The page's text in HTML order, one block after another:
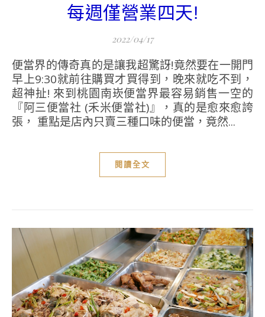
每週僅營業四天!
2022/04/17
便當界的傳奇真的是讓我超驚訝!竟然要在一開門
早上9:30就前往購買才買得到，晚來就吃不到，
超神扯! 來到桃園南崁便當界最容易銷售一空的
『阿三便當社 (禾米便當社)』，真的是愈來愈誇
張， 重點是店內只賣三種口味的便當，竟然...
閱讀全文